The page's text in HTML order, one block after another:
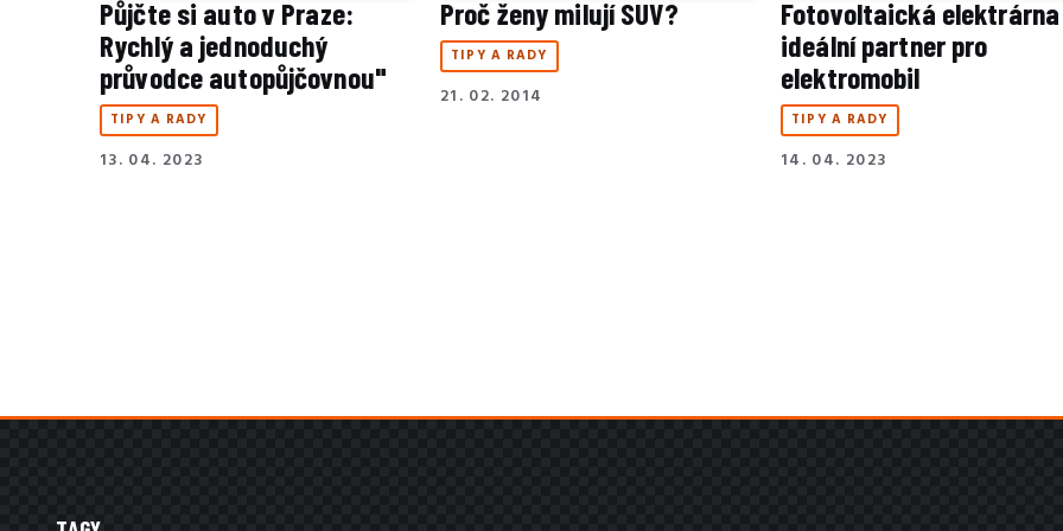
Půjčte si auto v Praze:
Rychlý a jednoduchý
průvodce autopůjčovnou"
TIPY A RADY
13. 04. 2023
Proč ženy milují SUV?
TIPY A RADY
21. 02. 2014
Fotovoltaická
ideální partner pro
elektromobil
TIPY A RADY
14. 04. 2023